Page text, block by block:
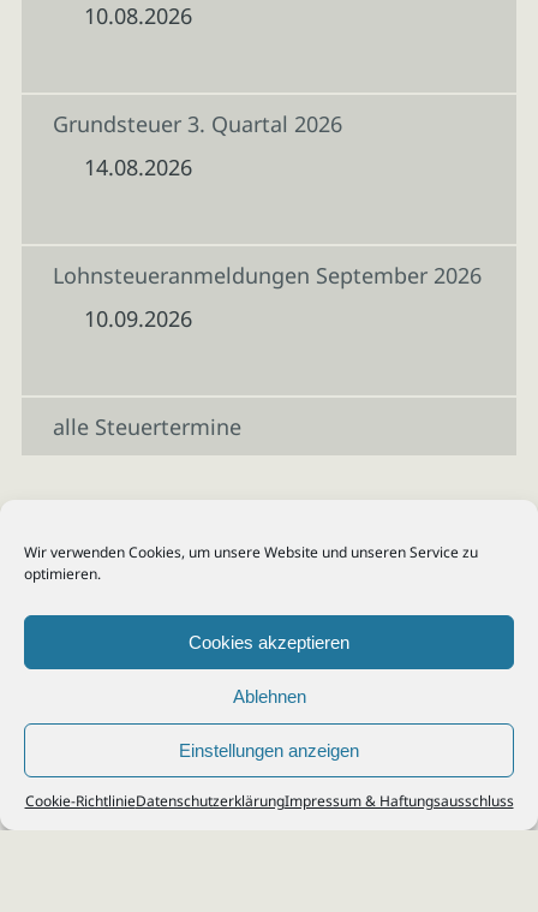
Wir verwenden Cookies, um unsere Website und unseren Service zu
optimieren.
Cookies akzeptieren
Ablehnen
Einstellungen anzeigen
Cookie-RichtlinieDatenschutzerklärungImpressum & Haftungsausschluss
10.08.2026
Grundsteuer 3. Quartal 2026
14.08.2026
Lohnsteueranmeldungen September 2026
10.09.2026
alle Steuertermine
© 2026Steuerberater Kempf, Köln - Steuerberatung Poll, Porz, Deutz, Mülheim,